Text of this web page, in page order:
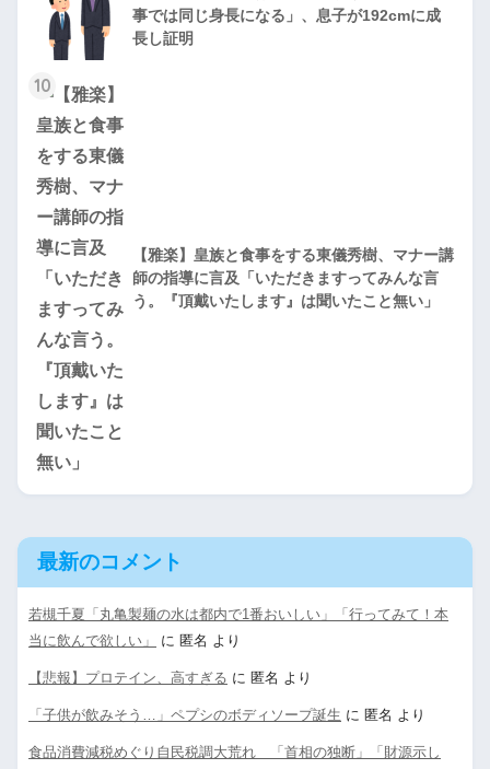
事では同じ身長になる」、息子が192cmに成
長し証明
10
【雅楽】皇族と食事をする東儀秀樹、マナー講
師の指導に言及「いただきますってみんな言
う。『頂戴いたします』は聞いたこと無い」
最新のコメント
若槻千夏「丸亀製麺の水は都内で1番おいしい」「行ってみて！本
当に飲んで欲しい」
に 匿名 より
【悲報】プロテイン、高すぎる に 匿名 より
「子供が飲みそう…」ペプシのボディソープ誕生 に 匿名 より
食品消費減税めぐり自民税調大荒れ 「首相の独断」「財源示し